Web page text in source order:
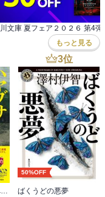
もっと見る
ハヤブサ消防団 森へつづく道
3位
50%OFF
ばくうどの悪夢